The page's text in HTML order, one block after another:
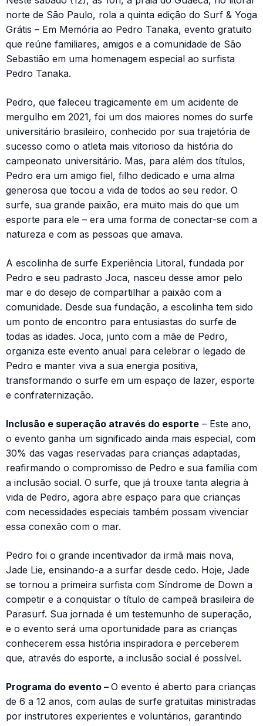
norte de São Paulo, rola a quinta edição do Surf & Yoga
Grátis – Em Memória ao Pedro Tanaka, evento gratuito
que reúne familiares, amigos e a comunidade de São
Sebastião em uma homenagem especial ao surfista
Pedro Tanaka.
Pedro, que faleceu tragicamente em um acidente de
mergulho em 2021, foi um dos maiores nomes do surfe
universitário brasileiro, conhecido por sua trajetória de
sucesso como o atleta mais vitorioso da história do
campeonato universitário. Mas, para além dos títulos,
Pedro era um amigo fiel, filho dedicado e uma alma
generosa que tocou a vida de todos ao seu redor. O
surfe, sua grande paixão, era muito mais do que um
esporte para ele – era uma forma de conectar-se com a
natureza e com as pessoas que amava.
A escolinha de surfe Experiência Litoral, fundada por
Pedro e seu padrasto Joca, nasceu desse amor pelo
mar e do desejo de compartilhar a paixão com a
comunidade. Desde sua fundação, a escolinha tem sido
um ponto de encontro para entusiastas do surfe de
todas as idades. Joca, junto com a mãe de Pedro,
organiza este evento anual para celebrar o legado de
Pedro e manter viva a sua energia positiva,
transformando o surfe em um espaço de lazer, esporte
e confraternização.
Inclusão e superação através do esporte – Este ano,
o evento ganha um significado ainda mais especial, com
30% das vagas reservadas para crianças adaptadas,
reafirmando o compromisso de Pedro e sua família com
a inclusão social. O surfe, que já trouxe tanta alegria à
vida de Pedro, agora abre espaço para que crianças
com necessidades especiais também possam vivenciar
essa conexão com o mar.
Pedro foi o grande incentivador da irmã mais nova,
Jade Lie, ensinando-a a surfar desde cedo. Hoje, Jade
se tornou a primeira surfista com Síndrome de Down a
competir e a conquistar o título de campeã brasileira de
Parasurf. Sua jornada é um testemunho de superação,
e o evento será uma oportunidade para as crianças
conhecerem essa história inspiradora e perceberem
que, através do esporte, a inclusão social é possível.
Programa do evento – O evento é aberto para crianças
de 6 a 12 anos, com aulas de surfe gratuitas ministradas
por instrutores experientes e voluntários, garantindo